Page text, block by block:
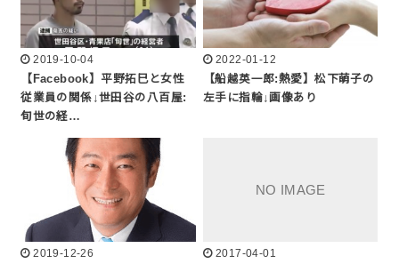
2019-10-04
【Facebook】平野拓巳と女性
従業員の関係↓世田谷の八百屋:
旬世の経…
2022-01-12
【船越英一郎:熱愛】松下萌子の
左手に指輪↓画像あり
2019-12-26
2017-04-01